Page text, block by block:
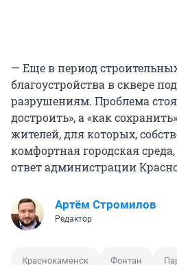
— Еще в период
благоустройства в сквере
разрушениям. Проблема
достроить», а «как
жителей, для которых,
комфортная городская
ответ администрации
Артём Стромилов
Редактор
Краснокаменск Фонтан